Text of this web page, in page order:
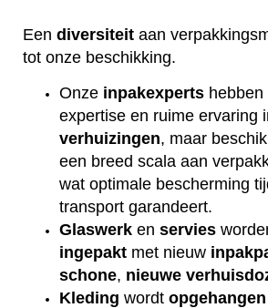
Een diversiteit aan
tot onze beschikking.
Onze inpakexperts hebben
expertise en ruime ervaring
verhuizingen, maar
een breed scala aan
wat optimale bescherming
transport garandeert.
Glaswerk en servies
ingepakt met nieuw
schone, nieuwe
Kleding wordt opgehangen